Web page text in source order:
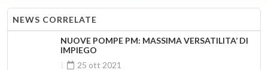
NEWS CORRELATE
NUOVE POMPE PM: MASSIMA VERSATILITA’ DI
IMPIEGO
25 ott 2021